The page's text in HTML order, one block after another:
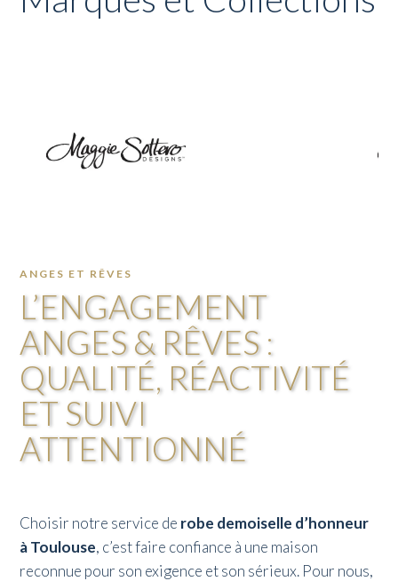
ANGES ET RÊVES
L’ENGAGEMENT
ANGES & RÊVES :
QUALITÉ, RÉACTIVITÉ
ET SUIVI
ATTENTIONNÉ
Choisir notre service de robe demoiselle d’honneur
à Toulouse, c’est faire confiance à une maison
reconnue pour son exigence et son sérieux. Pour nous,